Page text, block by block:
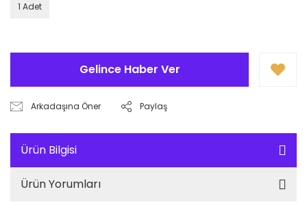
1 Adet
Gelince Haber Ver
Arkadaşına Öner Paylaş
Ürün Bilgisi
Ürün Yorumları